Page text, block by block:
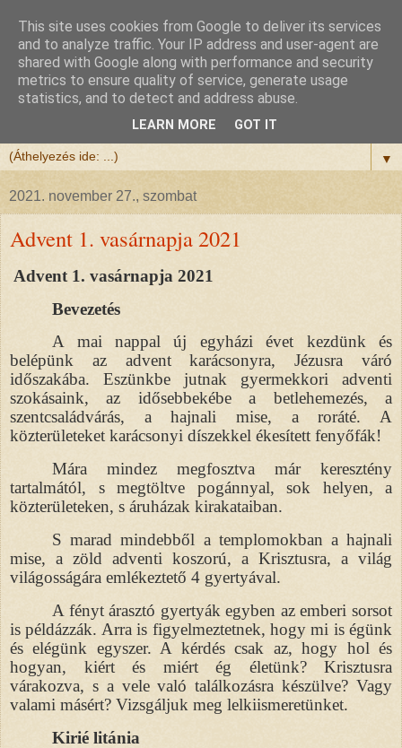
Félix atya
Szeretettel köszöntöm a honlapomra ellátogatót.
▼
2021. november 27., szombat
Advent 1. vasárnapja 2021
Advent 1. vasárnapja 2021
Bevezetés
A mai nappal új egyházi évet kezdünk és
belépünk az advent karácsonyra, Jézusra váró
időszakába. Eszünkbe jutnak gyermekkori adventi
szokásaink, az idősebbekébe a betlehemezés, a
szentcsaládvárás, a hajnali mise, a roráté. A
közterületeket karácsonyi díszekkel ékesített fenyőfák!
Mára mindez megfosztva már keresztény
tartalmától, s megtöltve pogánnyal, sok helyen, a
közterületeken, s áruházak kirakataiban.
S marad mindebből a templomokban a hajnali
mise, a zöld adventi koszorú, a Krisztusra, a világ
világosságára emlékeztető 4 gyertyával.
A fényt árasztó gyertyák egyben az emberi sorsot
is példázzák. Arra is figyelmeztetnek, hogy mi is égünk
és elégünk egyszer. A kérdés csak az, hogy hol és
hogyan, kiért és miért ég életünk? Krisztusra
várakozva, s a vele való találkozásra készülve? Vagy
valami másért? Vizsgáljuk meg lelkiismeretünket.
Kirié litánia
This site uses cookies from Google to deliver its services
and to analyze traffic. Your IP address and user-agent are
shared with Google along with performance and security
metrics to ensure quality of service, generate usage
statistics, and to detect and address abuse.
LEARN MORE GOT IT